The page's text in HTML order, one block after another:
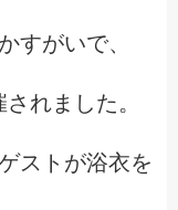
すがいで、
れました。
ストが浴衣を